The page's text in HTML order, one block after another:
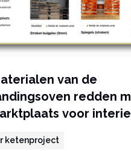
van de
redden
voor
ketenproject